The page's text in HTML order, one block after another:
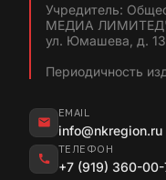
Учредитель:
МЕДИА ЛИМИТЕД"
ул. Юмашева, д.
Периодичность
EMAIL
info@nkregion.ru
ТЕЛЕФОН
+7 (919) 360-